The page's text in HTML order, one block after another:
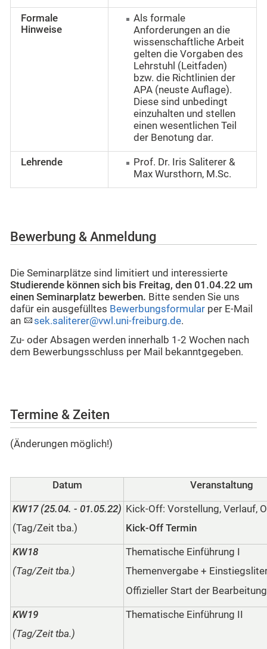
Formale
Hinweise
Als formale
Anforderungen an die
wissenschaftliche Arbeit
gelten die Vorgaben des
Lehrstuhl (Leitfaden)
bzw. die Richtlinien der
APA (neuste Auflage).
Diese sind unbedingt
einzuhalten und stellen
einen wesentlichen Teil
der Benotung dar.
Lehrende
Prof. Dr. Iris Saliterer &
Max Wursthorn, M.Sc.
Bewerbung & Anmeldung
Die Seminarplätze sind limitiert und interessierte
Studierende können sich bis Freitag, den 01.04.22 um
einen Seminarplatz bewerben. Bitte senden Sie uns
dafür ein ausgefülltes Bewerbungsformular per E-Mail
an
sek.saliterer@vwl.uni-freiburg.de.
Zu- oder Absagen werden innerhalb 1-2 Wochen nach
dem Bewerbungsschluss per Mail bekanntgegeben.
Termine & Zeiten
(Änderungen möglich!)
Datum Veranstaltung
KW17 (25.04. - 01.05.22)
(Tag/Zeit tba.)
Kick-Off: Vorstellung, Verlauf,
Kick-Off Termin
KW18
(Tag/Zeit tba.)
Thematische Einführung I
Themenvergabe +
Offizieller Start der
KW19
(Tag/Zeit tba.)
Thematische Einführung II